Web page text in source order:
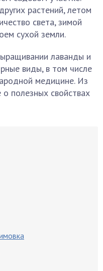
растений, летом
света, зимой
сухой земли.
лаванды и
виды, в том числе
медицине. Из
полезных свойствах